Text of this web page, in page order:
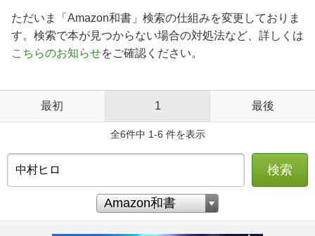
ただいま「Amazon和書」検索の仕組みを変更しておりま
す。検索で本が見つからない場合の対処法など、詳しくは
こちらのお知らせをご確認ください。
最初 1 最後
全6件中 1-6 件を表示
検索